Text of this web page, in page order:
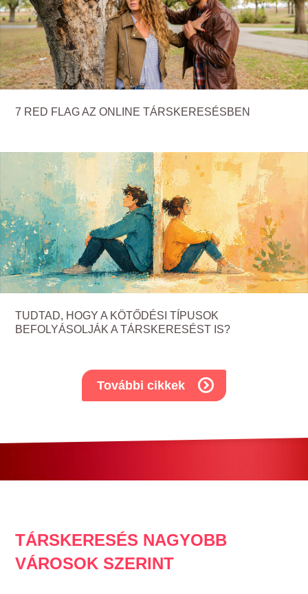
7 RED FLAG AZ ONLINE TÁRSKERESÉSBEN
TUDTAD, HOGY A KÖTŐDÉSI TÍPUSOK
BEFOLYÁSOLJÁK A TÁRSKERESÉST IS?
További cikkek
TÁRSKERESÉS NAGYOBB
VÁROSOK SZERINT